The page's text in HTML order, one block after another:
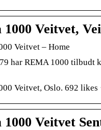
1000 Veitvet,
Veitvet – Home
har REMA 1000 tilbudt
Veitvet, Oslo. 692 likes
1000 Veitvet